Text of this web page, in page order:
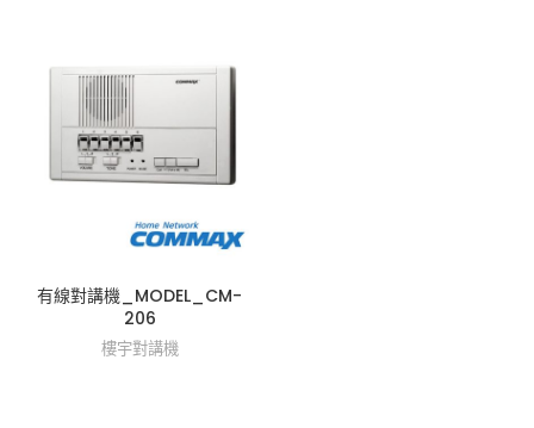
有線對講機_MODEL_CM-
206
樓宇對講機